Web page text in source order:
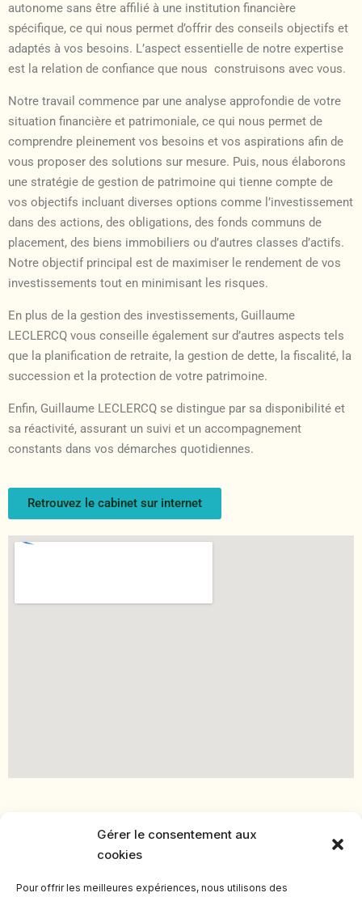
Gérer le consentement aux
cookies
Pour offrir les meilleures expériences, nous utilisons des
autonome sans être affilié à une institution financière
spécifique, ce qui nous permet d’offrir des conseils objectifs et
adaptés à vos besoins. L’aspect essentielle de notre expertise
est la relation de confiance que nous construisons avec vous.
Notre travail commence par une analyse approfondie de votre
situation financière et patrimoniale, ce qui nous permet de
comprendre pleinement vos besoins et vos aspirations afin de
vous proposer des solutions sur mesure. Puis, nous élaborons
une stratégie de gestion de patrimoine qui tienne compte de
vos objectifs incluant diverses options comme l’investissement
dans des actions, des obligations, des fonds communs de
placement, des biens immobiliers ou d’autres classes d’actifs.
Notre objectif principal est de maximiser le rendement de vos
investissements tout en minimisant les risques.
En plus de la gestion des investissements, Guillaume
LECLERCQ vous conseille également sur d’autres aspects tels
que la planification de retraite, la gestion de dette, la fiscalité, la
succession et la protection de votre patrimoine.
Enfin, Guillaume LECLERCQ se distingue par sa disponibilité et
sa réactivité, assurant un suivi et un accompagnement
constants dans vos démarches quotidiennes.
Retrouvez le cabinet sur internet